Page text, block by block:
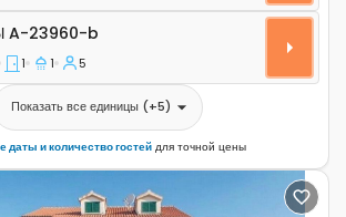
23960-b
A-23960-b
1 1 5
Показать все единицы (+5)
даты и количество гостейдля точной цены